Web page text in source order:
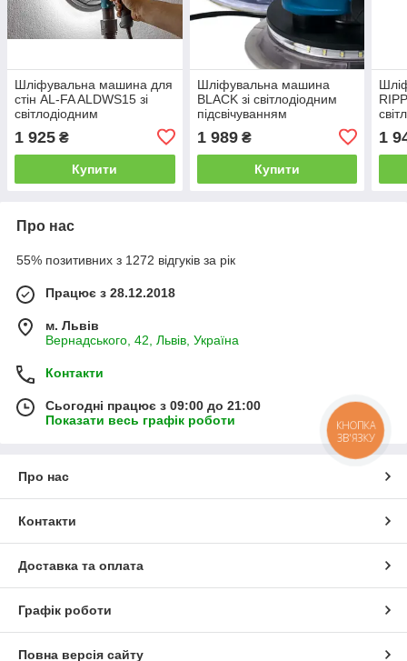
Шліфувальна машина для
стін AL-FA ALDWS15 зі
світлодіодним
1 925 ₴
Купити
Шліфувальна машина
BLACK зі світлодіодним
підсвічуванням
1 989₴
Купити
1
Про нас
55% позитивних з 1272 відгуків за рік
Працює з 28.12.2018
м. Львів
Вернадського, 42, Львів, Україна
Контакти
Сьогодні працює з 09:00 до 21:00
Показати весь графік роботи
Про нас
Контакти
Доставка та оплата
Графік роботи
Повна версія сайту
КНОПКА
ЗВ'ЯЗКУ